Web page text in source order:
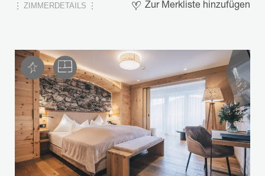
ZIMMERDETAILS Zur Merkliste hinzufügen